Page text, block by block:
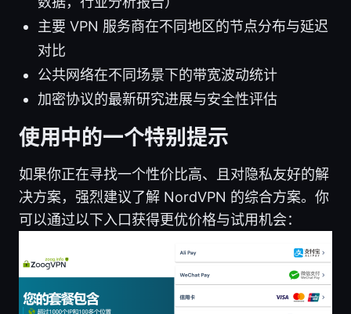
主要 VPN 服务商在不同地区的节点分布与延迟
对比
公共网络在不同场景下的带宽波动统计
加密协议的最新研究进展与安全性评估
使用中的一个特别提示
如果你正在寻找一个性价比高、且对隐私友好的解
决方案，强烈建议了解 NordVPN 的综合方案。你
可以通过以下入口获得更优价格与试用机会：